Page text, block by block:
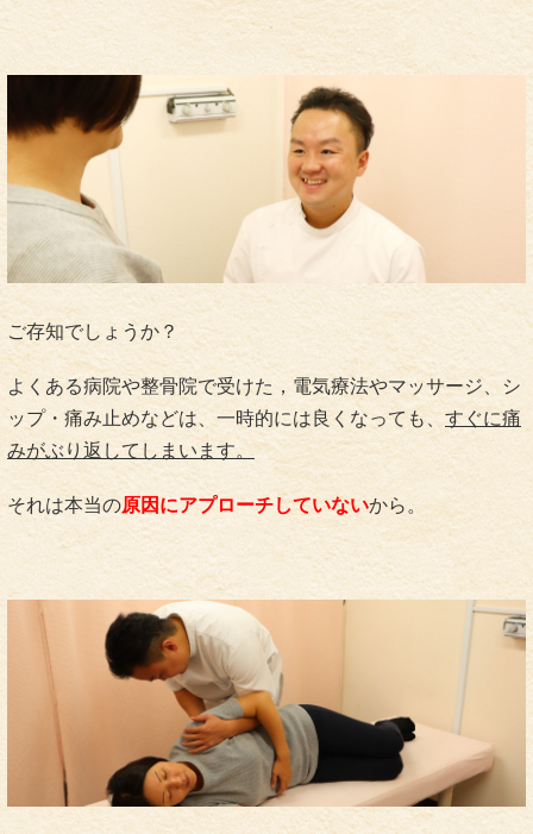
ご存知でしょうか？
よくある病院や整骨院で受けた，電気療法やマッサージ、シ
ップ・痛み止めなどは、一時的には良くなっても、 すぐに痛
みがぶり返してしまいます。
それは本当の原因にアプローチしていないから。